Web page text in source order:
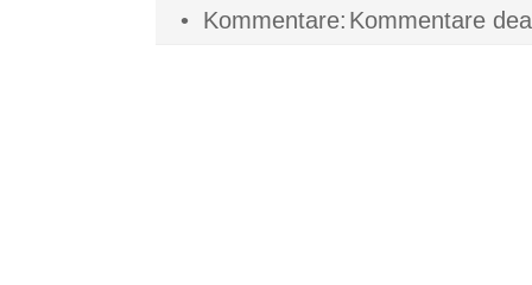
• Kommentare